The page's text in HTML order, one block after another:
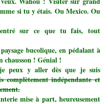
si tu y étais. Ou Mexico. Ou
sur ce que tu fais, tout
bucolique, en pédalant à
chausson ! Génial !
peux y aller dès que je suis
indépendante et
mise à part, heureusement